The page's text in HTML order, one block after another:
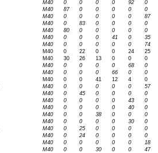
M40 0 0 0 0 92 0
M40 87 0 0 0 0 0
M40 0 0 0 0 0 87
M40 0 83 0 0 0 0
M40 80 0 0 0 0 0
M40 0 0 0 41 0 35
M40 0 0 0 0 0 74
M40 0 22 0 0 24 25
M40 30 26 13 0 0 0
M40 0 0 0 0 68 0
M40 0 0 0 66 0 0
M40 0 0 41 12 4 0
M40 0 0 0 0 0 57
M40 0 45 0 0 0 0
M40 0 0 0 0 43 0
M40 0 0 0 0 40 0
M40 0 0 38 0 0 0
M40 0 0 0 0 30 0
M40 0 25 0 0 0 0
M40 0 24 0 0 0 0
M40 0 0 0 0 0 18
M40 0 0 30 0 0 47